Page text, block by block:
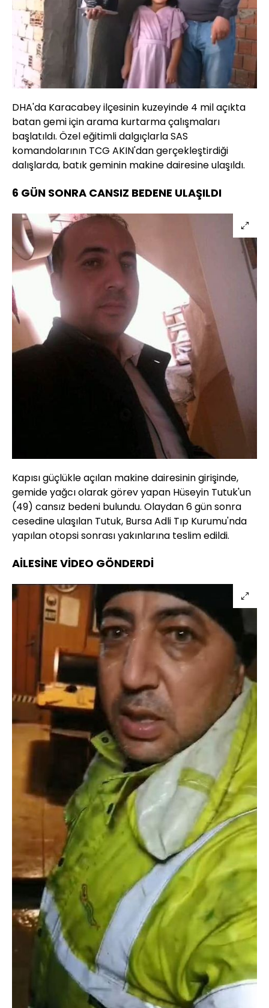
DHA'da Karacabey ilçesinin kuzeyinde 4 mil açıkta
batan gemi için arama kurtarma çalışmaları
başlatıldı. Özel eğitimli dalgıçlarla SAS
komandolarının TCG AKIN'dan gerçekleştirdiği
dalışlarda, batık geminin makine dairesine ulaşıldı.
6 GÜN SONRA CANSIZ BEDENE ULAŞILDI
Kapısı güçlükle açılan makine dairesinin girişinde,
gemide yağcı olarak görev yapan Hüseyin Tutuk'un
(49) cansız bedeni bulundu. Olaydan 6 gün sonra
cesedine ulaşılan Tutuk, Bursa Adli Tıp Kurumu'nda
yapılan otopsi sonrası yakınlarına teslim edildi.
AİLESİNE VİDEO GÖNDERDİ